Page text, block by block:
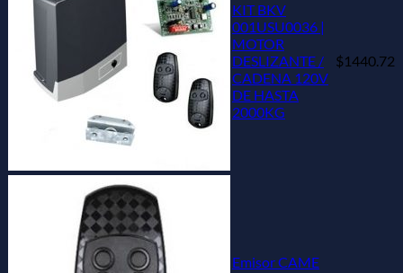
KIT BKV
001USU0036 |
MOTOR
DESLIZANTE /
CADENA 120V
DE HASTA
2000KG
$1440.72
Emisor CAME